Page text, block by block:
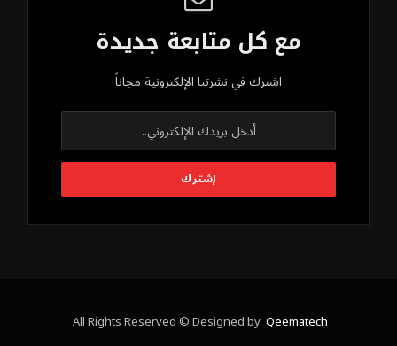
مع كل متابعة جديدة
اشترك في نشرتنا الإلكترونية مجاناً
All Rights Reserved © Designed by Qeematech